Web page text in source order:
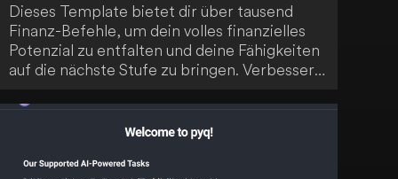
Dieses Template bietet dir über tausend
Finanz-Befehle, um dein volles finanzielles
Potenzial zu entfalten und deine Fähigkeiten
auf die nächste Stufe zu bringen. Verbessere
ultimativen Sammlung von 1000+
Finanzfragen. Entdecke dein finanzielles
mit dieser umfangreichen Sammlung.